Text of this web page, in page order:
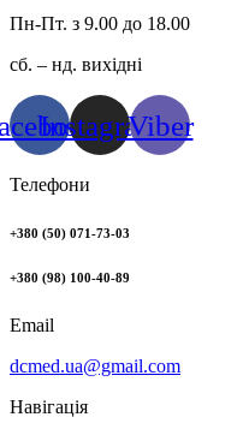
Пн-Пт. з 9.00 до 18.00
сб. – нд. вихідні
InstagramViber
Телефони
+380 (50) 071-73-03
+380 (98) 100-40-89
Email
dcmed.ua@gmail.com
Навігація